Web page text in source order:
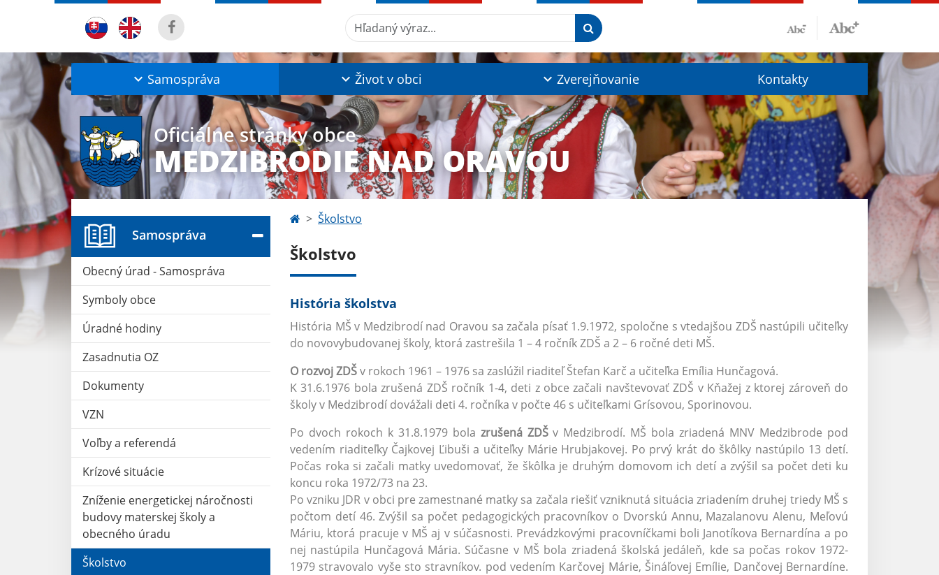
Hľadaný výraz...
Samospráva Život v obci Zverejňovanie Kontakty
Oficiálne stránky obce
MEDZIBRODIE NAD ORAVOU
Samospráva
Obecný úrad - Samospráva
Symboly obce
Úradné hodiny
Zasadnutia OZ
Dokumenty
VZN
Voľby a referendá
Krízové situácie
Zníženie energetickej náročnosti
budovy materskej školy a
obecného úradu
Školstvo
Školstvo
Školstvo
História školstva
História MŠ v Medzibrodí nad Oravou sa začala písať 1.9.1972, spoločne s vtedajšou ZDŠ nastúpili učiteľky
do novovybudovanej školy, ktorá zastrešila 1 – 4 ročník ZDŠ a 2 – 6 ročné deti MŠ.
O rozvoj ZDŠv rokoch 1961 – 1976 sa zaslúžil riaditeľ Štefan Karč a učiteľka Emília Hunčagová.
K 31.6.1976 bola zrušená ZDŠ ročník 1-4, deti z obce začali navštevovať ZDŠ v Kňažej z ktorej zároveň do
školy v Medzibrodí dovážali deti 4. ročníka v počte 46 s učiteľkami Grísovou, Sporinovou.
Po dvoch rokoch k 31.8.1979 bola zrušená ZDŠv Medzibrodí. MŠ bola zriadená MNV Medzibrode pod
vedením riaditeľky Čajkovej Ľibuši a učiteľky Márie Hrubjakovej. Po prvý krát do škôlky nastúpilo 13 detí.
Počas roka si začali matky uvedomovať, že škôlka je druhým domovom ich detí a zvýšil sa počet deti ku
koncu roka 1972/73 na 23.
Po vzniku JDR v obci pre zamestnané matky sa začala riešiť vzniknutá situácia zriadením druhej triedy MŠ s
počtom detí 46. Zvýšil sa počet pedagogických pracovníkov o Dvorskú Annu, Mazalanovu Alenu, Meľovú
Máriu, ktorá pracuje v MŠ aj v súčasnosti. Prevádzkovými pracovníčkami boli Janotíkova Bernardína a po
nej nastúpila Hunčagová Mária. Súčasne v MŠ bola zriadená školská jedáleň, kde sa počas rokov 1972-
1979 stravovalo vyše sto stravníkov. pod vedením Karčovej Márie, Šináľovej Emílie, Dančovej Bernardíne.